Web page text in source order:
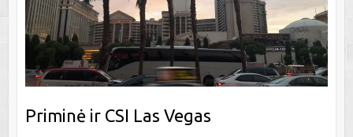
Priminė ir CSI Las Vegas